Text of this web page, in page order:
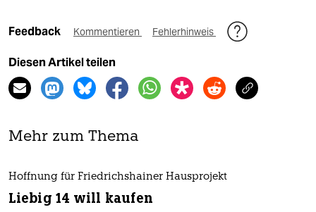
Feedback Kommentieren Fehlerhinweis
Diesen Artikel teilen
Mehr zum Thema
Hoffnung für Friedrichshainer Hausprojekt
Liebig 14 will kaufen